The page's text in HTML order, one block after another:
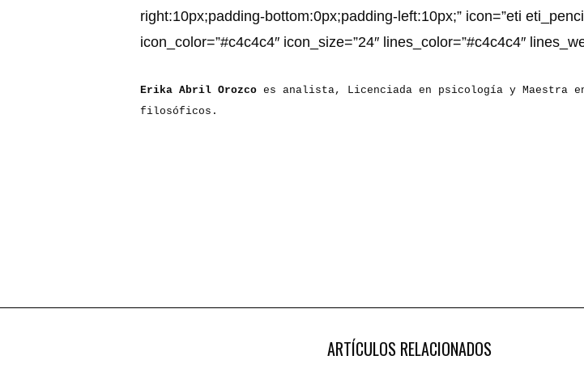
right:10px;padding-bottom:0px;padding-left:10px;” icon=”eti
icon_color=”#c4c4c4″ icon_size=”24″ lines_color=”#c4c4c4″
Erika Abril Orozco es analista, Licenciada en psicología y Maestra
filosóficos.
ARTÍCULOS RELACIONADOS